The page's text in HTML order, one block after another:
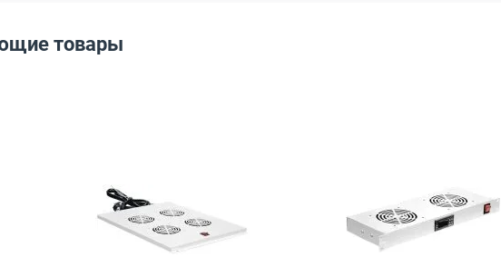
товары
48VБез датчика цвет серый, R-FAN-2J-36V-48V
Вентиляторный модуль Cabeus ND-SC 4 вент. цвет чёрный, TRAY-SC-120-BK
Открыть товар: Вентиляторный модуль NTSS FAN4 1U
Открыть